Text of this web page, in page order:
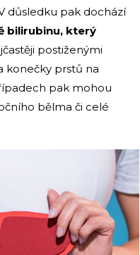
důsledku pak dochází
bilirubinu, který
postiženými
konečky prstů na
pak mohou
bělma či celé